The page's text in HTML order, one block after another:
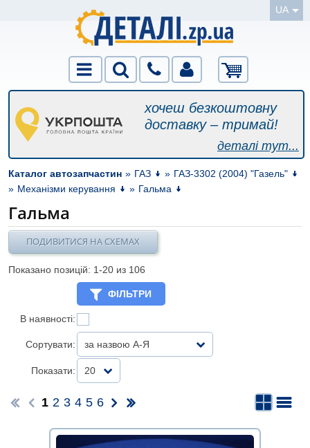
UA
хочеш безкоштовну
доставку – тримай!
деталі тут...
Каталог автозапчастин » ГАЗ » ГАЗ-3302 (2004) "Газель"
» Механізми керування » Гальма
Гальма
ПОДИВИТИСЯ НА СХЕМАХ
Показано позицій: 1-20 из 106
ФІЛЬТРИ
В наявності:
Сортувати: за назвою А-Я
Показати: 20
1 2 3 4 5 6